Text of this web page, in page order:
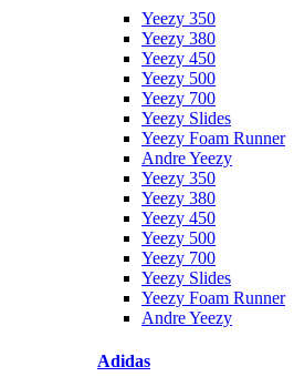
Yeezy 350
Yeezy 380
Yeezy 450
Yeezy 500
Yeezy 700
Yeezy Slides
Yeezy Foam Runner
Andre Yeezy
Yeezy 350
Yeezy 380
Yeezy 450
Yeezy 500
Yeezy 700
Yeezy Slides
Yeezy Foam Runner
Andre Yeezy
Adidas